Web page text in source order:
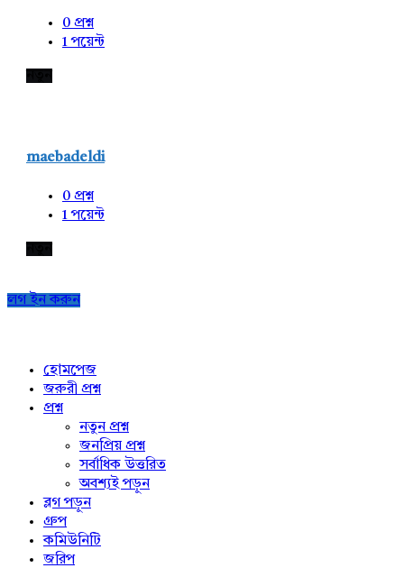
0 প্রশ্ন
1পয়েন্ট
maebadeldi
0 প্রশ্ন
1পয়েন্ট
লগ ইন করুন
হোমপেজ
জরুরী প্রশ্ন
প্রশ্ন
নতুন প্রশ্ন
জনপ্রিয় প্রশ্ন
সর্বাধিক উত্তরিত
অবশ্যই পড়ুন
ব্লগ পড়ুন
গ্রুপ
কমিউনিটি
জরিপ